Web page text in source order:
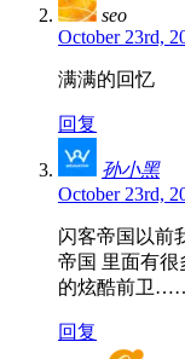
seo
October 23rd,
满满的回忆
回复
孙小黑
October 23rd,
闪客帝国以前
帝国 里面有很
的炫酷前卫
回复